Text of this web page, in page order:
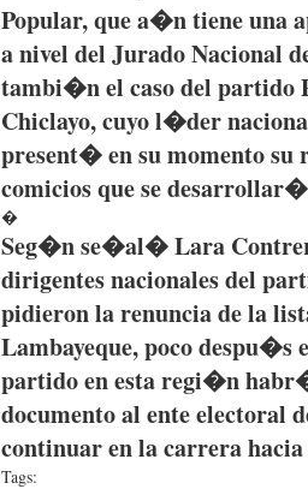
Popular,quea�n tiene una
a nivel del JuradoNacional
tambi�n el casodel partido
Chiclayo, cuyol�der
present� ensumomentosu
comiciosquese
�
Seg�nse�al�Lara
dirigentesnacionalesdel
pidieronlarenunciade la
Lambayeque,pocodespu�s
partidoenestaregi�n
documentoal enteelectoral
continuaren lacarrerahacia
Tags: